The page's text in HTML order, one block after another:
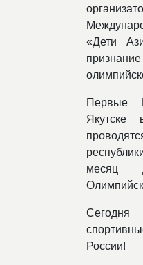
«Дети
Первые
месяц
Сегодня
России!